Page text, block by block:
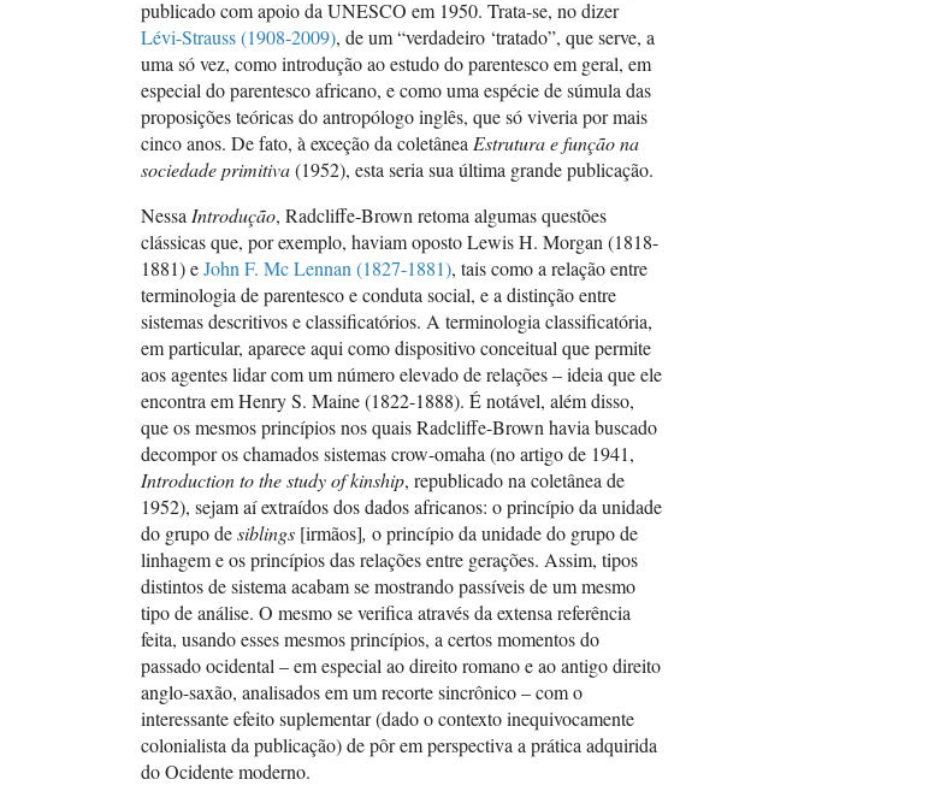
publicado com apoio da UNESCO em 1950. Trata-se, no dizer
Lévi-Strauss (1908-2009), de um “verdadeiro ‘tratado”, que serve, a
uma só vez, como introdução ao estudo do parentesco em geral, em
especial do parentesco africano, e como uma espécie de súmula das
proposições teóricas do antropólogo inglês, que só viveria por mais
cinco anos. De fato, à exceção da coletânea Estrutura e função na
sociedade primitiva(1952), esta seria sua última grande publicação.
Nessa Introdução, Radcliffe-Brown retoma algumas questões
clássicas que, por exemplo, haviam oposto Lewis H. Morgan (1818-
1881) eJohn F. Mc Lennan (1827-1881), tais como a relação entre
terminologia de parentesco e conduta social, e a distinção entre
sistemas descritivos e classificatórios. A terminologia classificatória,
em particular, aparece aqui como dispositivo conceitual que permite
aos agentes lidar com um número elevado de relações – ideia que ele
encontra em Henry S. Maine (1822-1888). É notável, além disso,
que os mesmos princípios nos quais Radcliffe-Brown havia buscado
decompor os chamados sistemas crow-omaha (no artigo de 1941,
Introduction to the study of kinship, republicado na coletânea de
1952), sejam aí extraídos dos dados africanos: o princípio da unidade
do grupo desiblings [irmãos], o princípio da unidade do grupo de
linhagem e os princípios das relações entre gerações. Assim, tipos
distintos de sistema acabam se mostrando passíveis de um mesmo
tipo de análise. O mesmo se verifica através da extensa referência
feita, usando esses mesmos princípios, a certos momentos do
passado ocidental – em especial ao direito romano e ao antigo direito
anglo-saxão, analisados em um recorte sincrônico – com o
interessante efeito suplementar (dado o contexto inequivocamente
colonialista da publicação) de pôr em perspectiva a prática adquirida
do Ocidente moderno.